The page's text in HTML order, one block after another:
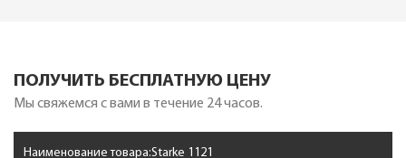
ПОЛУЧИТЬ БЕСПЛАТНУЮ ЦЕНУ
Мы свяжемся с вами в течение 24 часов.